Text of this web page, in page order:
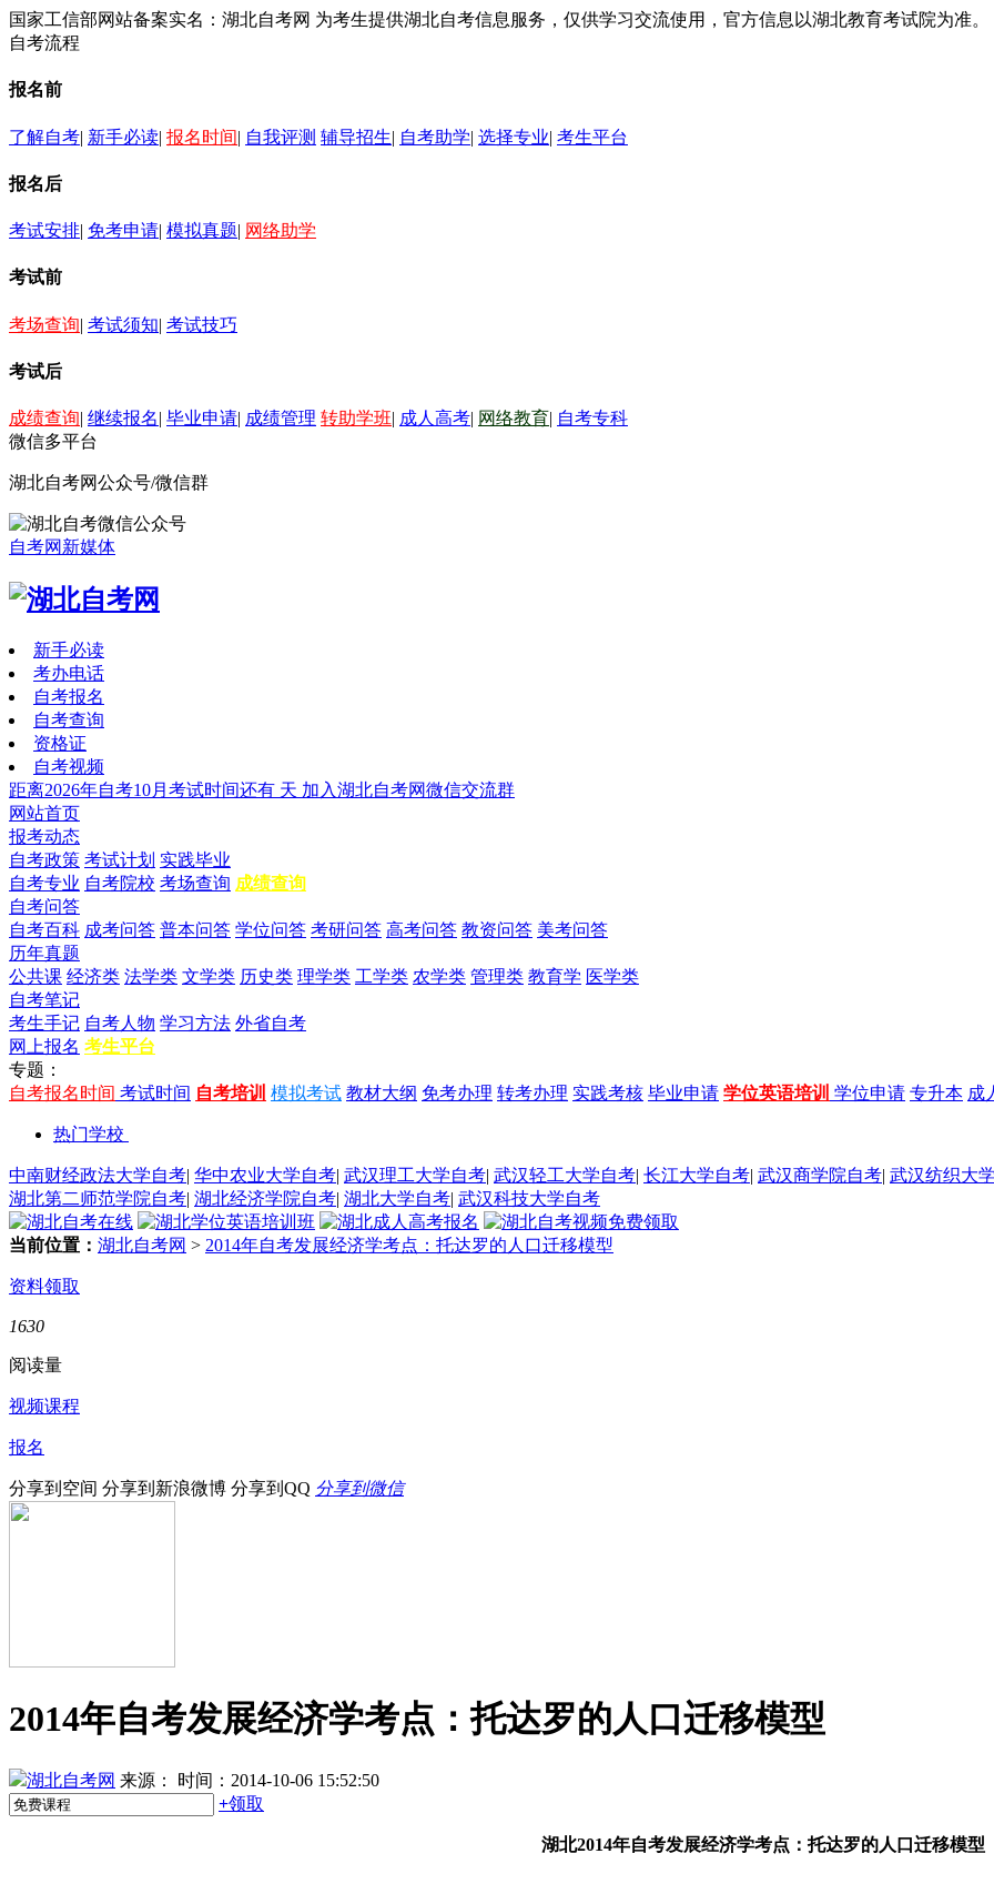
国家工信部网站备案实名：湖北自考网 为考生提供湖北自考信息服务，仅供学习交流使用，官方信息以湖北教育考试院为准。
自考流程
报名前
了解自考| 新手必读| 报名时间| 自我评测 辅导招生| 自考助学| 选择专业| 考生平台
报名后
考试安排| 免考申请| 模拟真题| 网络助学
考试前
考场查询| 考试须知| 考试技巧
考试后
成绩查询| 继续报名| 毕业申请| 成绩管理 转助学班| 成人高考| 网络教育| 自考专科
微信多平台
湖北自考网公众号/微信群
自考网新媒体
新手必读
考办电话
自考报名
自考查询
资格证
自考视频
距离2026年自考10月考试时间还有 天 加入湖北自考网微信交流群
网站首页
报考动态
自考政策 考试计划 实践毕业
自考专业 自考院校 考场查询 成绩查询
自考问答
自考百科 成考问答 普本问答 学位问答 考研问答 高考问答 教资问答 美考问答
历年真题
公共课 经济类 法学类 文学类 历史类 理学类 工学类 农学类 管理类 教育学 医学类
自考笔记
考生手记 自考人物 学习方法 外省自考
网上报名 考生平台
专题：
自考报名时间 考试时间 自考培训 模拟考试 教材大纲 免考办理 转考办理 实践考核 毕业申请 学位英语培训 学位申请 专升本 成
热门学校
中南财经政法大学自考| 华中农业大学自考| 武汉理工大学自考| 武汉轻工大学自考| 长江大学自考| 武汉商学院自考| 武汉纺织大
湖北第二师范学院自考| 湖北经济学院自考| 湖北大学自考| 武汉科技大学自考
当前位置： 湖北自考网 > 2014年自考发展经济学考点：托达罗的人口迁移模型
资料领取
1630
阅读量
视频课程
报名
分享到空间 分享到新浪微博 分享到QQ 分享到微信
2014年自考发展经济学考点：托达罗的人口迁移模型
湖北自考网 来源：
时间：2014-10-06 15:52:50
+领取
湖北2014年自考发展经济学考点：托达罗的人口迁移模型